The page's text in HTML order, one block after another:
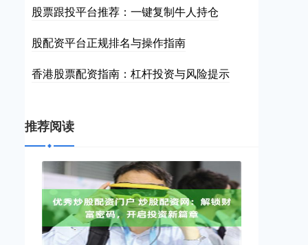
股票跟投平台推荐：一键复制牛人持仓
股配资平台正规排名与操作指南
香港股票配资指南：杠杆投资与风险提示
推荐阅读